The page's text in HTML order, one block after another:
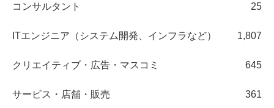
コンサルタント 25
ITエンジニア（システム開発、インフラなど） 1,807
クリエイティブ・広告・マスコミ 645
サービス・店舗・販売 361